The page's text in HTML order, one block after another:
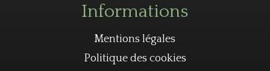
Informations
Mentions légales
Politique des cookies